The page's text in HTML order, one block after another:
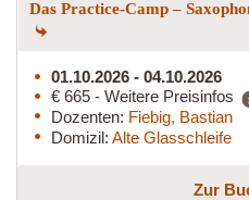
Das Practice-Camp –
01.10.2026 - 04.10.2026
€ 665 - Weitere Preisinfos
Dozenten: Fiebig, Bastian
Domizil: Alte Glasschleife
Zur